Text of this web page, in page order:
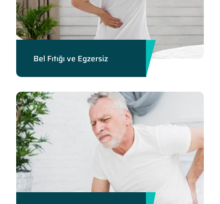
Bel Fıtığı ve Egzersiz